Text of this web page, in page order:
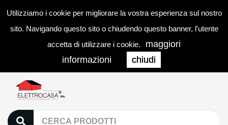
Utilizziamo i cookie per migliorare la vostra esperienza sul nostro
sito. Navigando questo sito o chiudendo questo banner, l'utente
accetta di utilizzare i cookie.
maggiori
informazioni
chiudi
0